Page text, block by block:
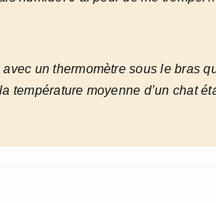
un thermomètre sous le bras
température moyenne d’un chat